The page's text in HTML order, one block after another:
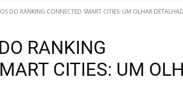
DO RANKING CONNECTED SMART CITIES: UM OLHAR
RANKING
CITIES: UM